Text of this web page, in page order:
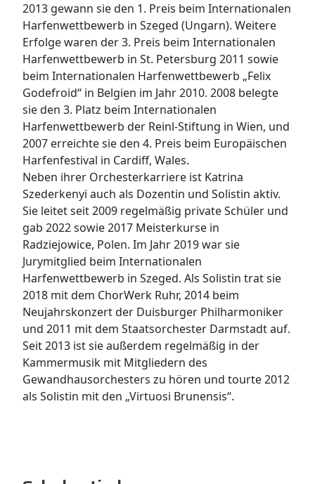
2013 gewann sie den 1. Preis beim Internationalen
Harfenwettbewerb in Szeged (Ungarn). Weitere
Erfolge waren der 3. Preis beim Internationalen
Harfenwettbewerb in St. Petersburg 2011 sowie
beim Internationalen Harfenwettbewerb „Felix
Godefroid“ in Belgien im Jahr 2010. 2008 belegte
sie den 3. Platz beim Internationalen
Harfenwettbewerb der Reinl-Stiftung in Wien, und
2007 erreichte sie den 4. Preis beim Europäischen
Harfenfestival in Cardiff, Wales.
Neben ihrer Orchesterkarriere ist Katrina
Szederkenyi auch als Dozentin und Solistin aktiv.
Sie leitet seit 2009 regelmäßig private Schüler und
gab 2022 sowie 2017 Meisterkurse in
Radziejowice, Polen. Im Jahr 2019 war sie
Jurymitglied beim Internationalen
Harfenwettbewerb in Szeged. Als Solistin trat sie
2018 mit dem ChorWerk Ruhr, 2014 beim
Neujahrskonzert der Duisburger Philharmoniker
und 2011 mit dem Staatsorchester Darmstadt auf.
Seit 2013 ist sie außerdem regelmäßig in der
Kammermusik mit Mitgliedern des
Gewandhausorchesters zu hören und tourte 2012
als Solistin mit den „Virtuosi Brunensis“.